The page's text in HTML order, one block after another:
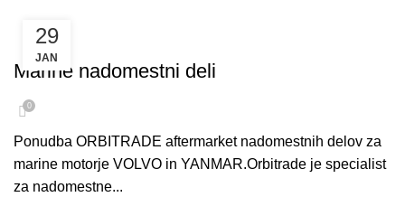
29
JAN
PRODAJA PLOVIL
Marine nadomestni deli
0
Ponudba ORBITRADE aftermarket nadomestnih delov za
marine motorje VOLVO in YANMAR.Orbitrade je specialist
za nadomestne...